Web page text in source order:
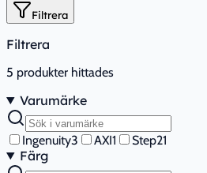
Filtrera
Filtrera
5 produkter hittades
Varumärke
Ingenuity3 AXI1 Step21
Färg